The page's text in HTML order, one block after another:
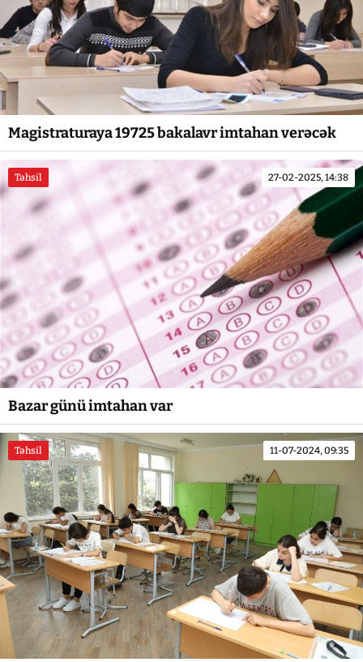
Magistraturaya 19725 bakalavr imtahan verəcək
Təhsil 27-02-2025, 14:38
Bazar günü imtahan var
Təhsil 11-07-2024, 09:35